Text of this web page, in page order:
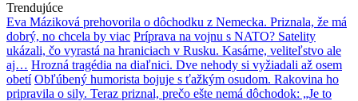
Trendujúce
Eva Máziková prehovorila o dôchodku z Nemecka. Priznala, že má
dobrý, no chcela by viac Príprava na vojnu s NATO? Satelity
ukázali, čo vyrastá na hraniciach v Rusku. Kasárne, veliteľstvo ale
aj… Hrozná tragédia na diaľnici. Dve nehody si vyžiadali až osem
obetí Obľúbený humorista bojuje s ťažkým osudom. Rakovina ho
pripravila o sily. Teraz priznal, prečo ešte nemá dôchodok: „Je to